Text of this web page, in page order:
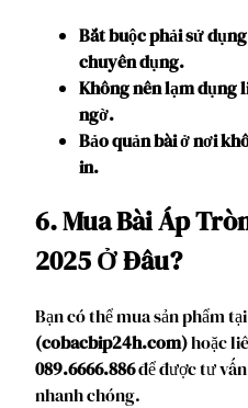
Bắt buộc phải sử
chuyên dụng.
Không nên lạm dụng
ngờ.
Bảo quản bài ở nơi
in.
6. Mua Bài Áp
2025 Ở Đâu?
Bạn có thể mua sản phẩm tại
(cobacbip24h.com)hoặc
089.6666.886để được tư
nhanh chóng.